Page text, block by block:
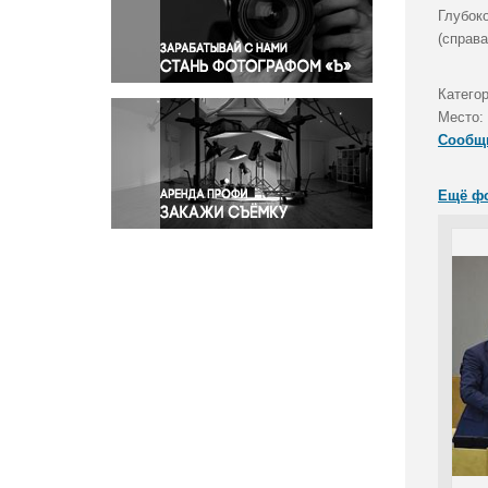
Правосудие
Происшествия и конфликты
Религия
Светская жизнь
Спорт
Экология
Экономика и бизнес
Место:
Ещё